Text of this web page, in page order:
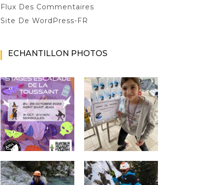
Flux Des Commentaires
Site De WordPress-FR
ECHANTILLON PHOTOS